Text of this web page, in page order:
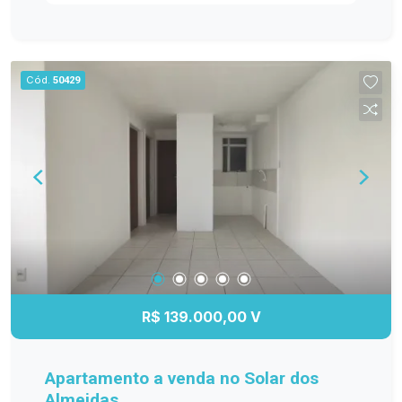
dormitório principal, proporcionando mais
organização e elegância. O banheiro possui box
de vidro, e o quarto principal conta com ar-
condicionado, garantindo maior conforto em
perfeita para reunir a família e os amigos, além
vidro, agregando ainda mais conforto e
valorização ao imóvel. Se você procura um
apartamento moderno, bem equipado e pronto
para receber sua família, esta é a oportunidade
ideal! Entre em contato e agende sua visita!
Cód. 50429
R$ 139.000,00 V
Apartamento a venda no Solar dos